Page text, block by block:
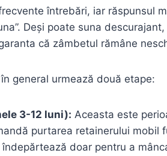
întrebări, iar răspunsul
Deși poate suna
că zâmbetul rămâne
general urmează două etape:
3-12 luni): Aceasta este
purtarea retainerului mobil
doar pentru a